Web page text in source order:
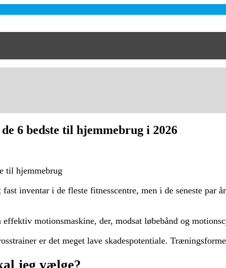
6 bedste til hjemmebrug i 2026
inventar i de fleste fitnesscentre, men i de seneste par
motionsmaskine, der, modsat løbebånd og
er det meget lave skadespotentiale.